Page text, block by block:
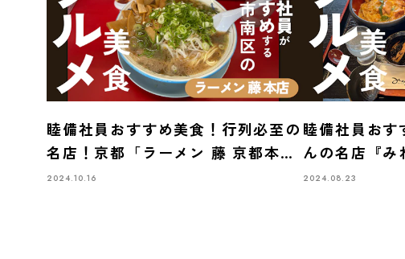
睦備社員おすすめ美食！行列必至の
名店！京都「ラーメン 藤 京都本
店」で特製ラーメンとお得なランチ
2024.10.16
睦備社員おす
んの名店『み
き
2024.08.23